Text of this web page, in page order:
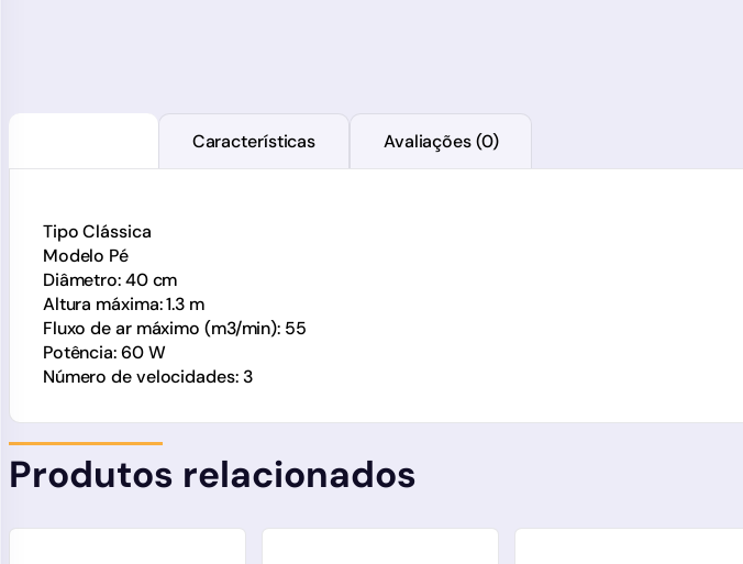
Características Avaliações (0)
Tipo Clássica
Modelo Pé
Diâmetro: 40 cm
Altura máxima: 1.3 m
Fluxo de ar máximo (m3/min): 55
Potência: 60 W
Número de velocidades: 3
Produtos relacionados